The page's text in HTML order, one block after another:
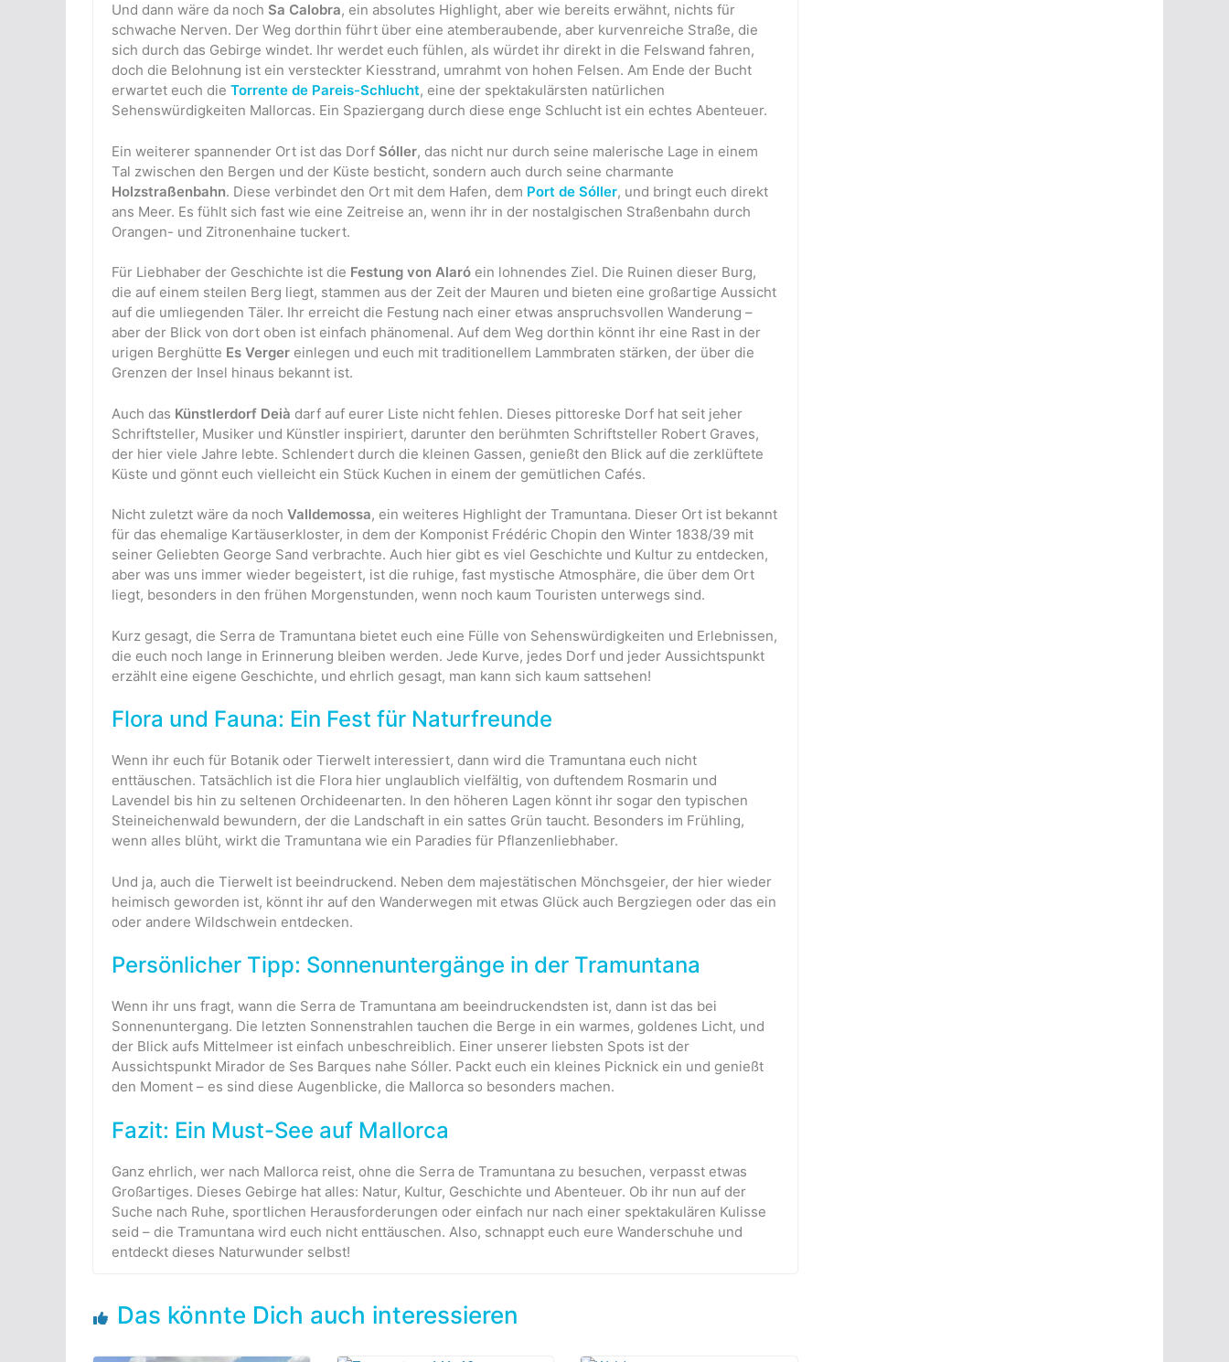
Und dann wäre da noch Sa Calobra, ein absolutes Highlight, aber wie bereits erwähnt, nichts für
schwache Nerven. Der Weg dorthin führt über eine atemberaubende, aber kurvenreiche Straße, die
sich durch das Gebirge windet. Ihr werdet euch fühlen, als würdet ihr direkt in die Felswand fahren,
doch die Belohnung ist ein versteckter Kiesstrand, umrahmt von hohen Felsen. Am Ende der Bucht
erwartet euch die Torrente de Pareis-Schlucht, eine der spektakulärsten natürlichen
Sehenswürdigkeiten Mallorcas. Ein Spaziergang durch diese enge Schlucht ist ein echtes Abenteuer.
Ein weiterer spannender Ort ist das Dorf Sóller, das nicht nur durch seine malerische Lage in einem
Tal zwischen den Bergen und der Küste besticht, sondern auch durch seine charmante
Holzstraßenbahn. Diese verbindet den Ort mit dem Hafen, dem Port de Sóller, und bringt euch direkt
ans Meer. Es fühlt sich fast wie eine Zeitreise an, wenn ihr in der nostalgischen Straßenbahn durch
Orangen- und Zitronenhaine tuckert.
Für Liebhaber der Geschichte ist die Festung von Alaró ein lohnendes Ziel. Die Ruinen dieser Burg,
die auf einem steilen Berg liegt, stammen aus der Zeit der Mauren und bieten eine großartige Aussicht
auf die umliegenden Täler. Ihr erreicht die Festung nach einer etwas anspruchsvollen Wanderung –
aber der Blick von dort oben ist einfach phänomenal. Auf dem Weg dorthin könnt ihr eine Rast in der
urigen Berghütte Es Verger einlegen und euch mit traditionellem Lammbraten stärken, der über die
Grenzen der Insel hinaus bekannt ist.
Auch das Künstlerdorf Deià darf auf eurer Liste nicht fehlen. Dieses pittoreske Dorf hat seit jeher
Schriftsteller, Musiker und Künstler inspiriert, darunter den berühmten Schriftsteller Robert Graves,
der hier viele Jahre lebte. Schlendert durch die kleinen Gassen, genießt den Blick auf die zerklüftete
Küste und gönnt euch vielleicht ein Stück Kuchen in einem der gemütlichen Cafés.
Nicht zuletzt wäre da noch Valldemossa, ein weiteres Highlight der Tramuntana. Dieser Ort ist bekannt
für das ehemalige Kartäuserkloster, in dem der Komponist Frédéric Chopin den Winter 1838/39 mit
seiner Geliebten George Sand verbrachte. Auch hier gibt es viel Geschichte und Kultur zu entdecken,
aber was uns immer wieder begeistert, ist die ruhige, fast mystische Atmosphäre, die über dem Ort
liegt, besonders in den frühen Morgenstunden, wenn noch kaum Touristen unterwegs sind.
Kurz gesagt, die Serra de Tramuntana bietet euch eine Fülle von Sehenswürdigkeiten und Erlebnissen,
die euch noch lange in Erinnerung bleiben werden. Jede Kurve, jedes Dorf und jeder Aussichtspunkt
erzählt eine eigene Geschichte, und ehrlich gesagt, man kann sich kaum sattsehen!
Flora und Fauna: Ein Fest für Naturfreunde
Wenn ihr euch für Botanik oder Tierwelt interessiert, dann wird die Tramuntana euch nicht
enttäuschen. Tatsächlich ist die Flora hier unglaublich vielfältig, von duftendem Rosmarin und
Lavendel bis hin zu seltenen Orchideenarten. In den höheren Lagen könnt ihr sogar den typischen
Steineichenwald bewundern, der die Landschaft in ein sattes Grün taucht. Besonders im Frühling,
wenn alles blüht, wirkt die Tramuntana wie ein Paradies für Pflanzenliebhaber.
Und ja, auch die Tierwelt ist beeindruckend. Neben dem majestätischen Mönchsgeier, der hier wieder
heimisch geworden ist, könnt ihr auf den Wanderwegen mit etwas Glück auch Bergziegen oder das ein
oder andere Wildschwein entdecken.
Persönlicher Tipp: Sonnenuntergänge in der Tramuntana
Wenn ihr uns fragt, wann die Serra de Tramuntana am beeindruckendsten ist, dann ist das bei
Sonnenuntergang. Die letzten Sonnenstrahlen tauchen die Berge in ein warmes, goldenes Licht, und
der Blick aufs Mittelmeer ist einfach unbeschreiblich. Einer unserer liebsten Spots ist der
Aussichtspunkt Mirador de Ses Barques nahe Sóller. Packt euch ein kleines Picknick ein und genießt
den Moment – es sind diese Augenblicke, die Mallorca so besonders machen.
Fazit: Ein Must-See auf Mallorca
Ganz ehrlich, wer nach Mallorca reist, ohne die Serra de Tramuntana zu besuchen, verpasst etwas
Großartiges. Dieses Gebirge hat alles: Natur, Kultur, Geschichte und Abenteuer. Ob ihr nun auf der
Suche nach Ruhe, sportlichen Herausforderungen oder einfach nur nach einer spektakulären Kulisse
seid – die Tramuntana wird euch nicht enttäuschen. Also, schnappt euch eure Wanderschuhe und
entdeckt dieses Naturwunder selbst!
Das könnte Dich auch interessieren